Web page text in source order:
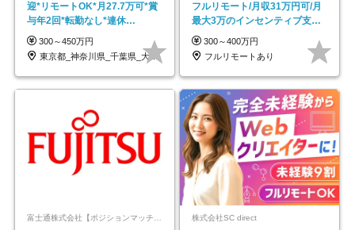
迎*リモートOK*月27.7万可*賞
与年2回*転勤なし*連休
OK/ZE010232
300～450万円
東京都_神奈川県_千葉県_大阪府_愛知県…
フルリモート/月収31万円可/月
最大3万のインセンティブ支給/
平均年齢33歳
300～400万円
フルリモートあり
富士通株式会社【ポジションマッチ登録】 株式会社SC direct